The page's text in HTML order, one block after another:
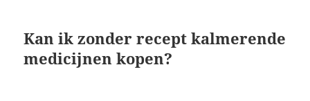
Kan ik zonder recept kalmerende
medicijnen kopen?